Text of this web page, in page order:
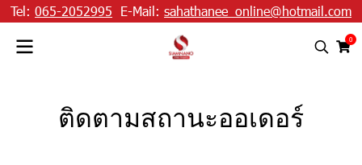
Tel: 065-2052995 E-Mail: sahathanee_online@hotmail.com
0
ติดตามสถานะออเดอร์